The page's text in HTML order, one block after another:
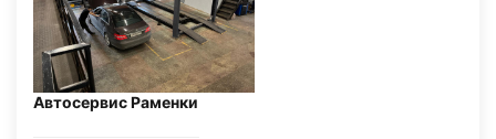
Автосервис Раменки